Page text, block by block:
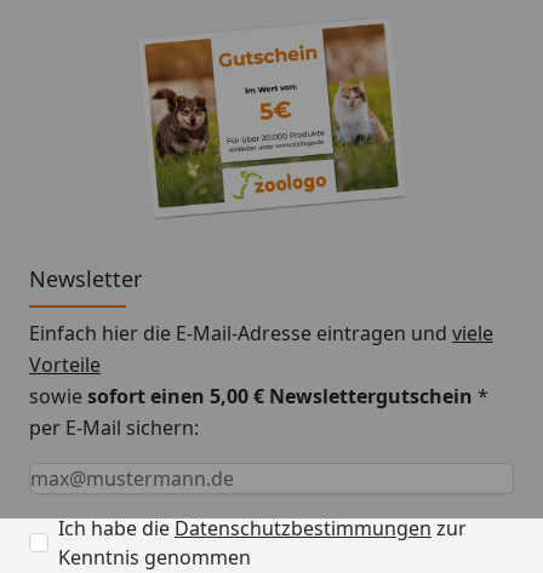
Newsletter
Einfach hier die E-Mail-Adresse eintragen und viele
Vorteile
sowiesofort einen 5,00 € Newslettergutschein *
per E-Mail sichern:
Keine Eingabe erforderlich
Eingabe erforderlich
E-Mail *
Ich habe die Datenschutzbestimmungen zur
Kenntnis genommen